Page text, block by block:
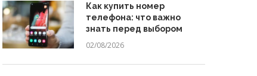
Как купить номер
телефона: что важно
знать перед выбором
02/08/2026